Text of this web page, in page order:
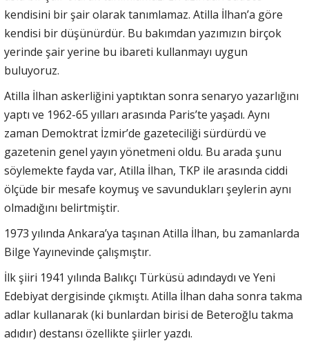
kendisini bir şair olarak tanımlamaz. Atilla İlhan’a göre
kendisi bir düşünürdür. Bu bakımdan yazımızın birçok
yerinde şair yerine bu ibareti kullanmayı uygun
buluyoruz.
Atilla İlhan askerliğini yaptıktan sonra senaryo yazarlığını
yaptı ve 1962-65 yılları arasında Paris’te yaşadı. Aynı
zaman Demoktrat İzmir’de gazeteciliği sürdürdü ve
gazetenin genel yayın yönetmeni oldu. Bu arada şunu
söylemekte fayda var, Atilla İlhan, TKP ile arasında ciddi
ölçüde bir mesafe koymuş ve savundukları şeylerin aynı
olmadığını belirtmiştir.
1973 yılında Ankara’ya taşınan Atilla İlhan, bu zamanlarda
Bilge Yayınevinde çalışmıştır.
İlk şiiri 1941 yılında Balıkçı Türküsü adındaydı ve Yeni
Edebiyat dergisinde çıkmıştı. Atilla İlhan daha sonra takma
adlar kullanarak (ki bunlardan birisi de Beteroğlu takma
adıdır) destansı özellikte şiirler yazdı.